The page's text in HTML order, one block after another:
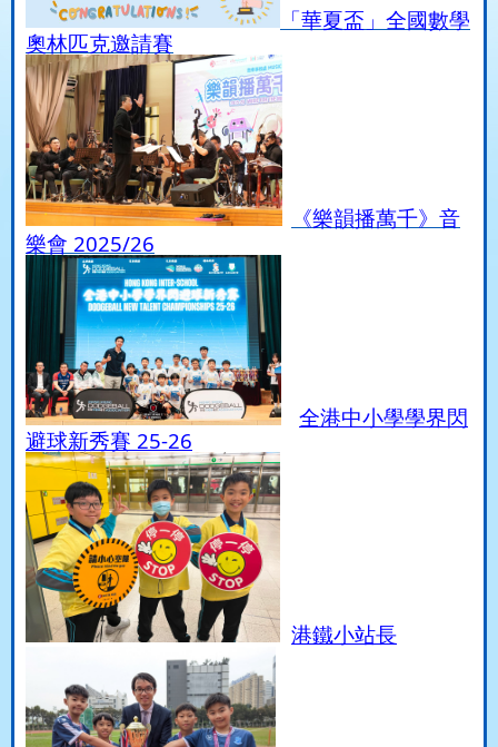
「華夏盃」全國數學
奧林匹克邀請賽
《樂韻播萬千》音
樂會 2025/26
全港中小學學界閃
避球新秀賽 25-26
港鐵小站長